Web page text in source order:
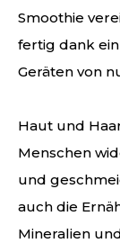
Smoothie
fertig dank
Geräten von
Haut und
Menschen
und
auch die
Mineralien